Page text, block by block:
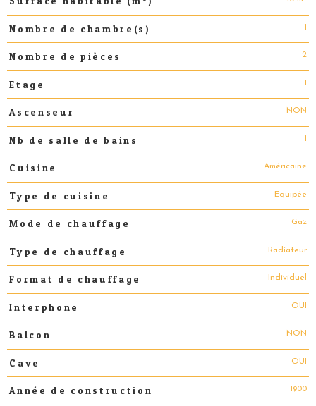
Nombre de chambre(s) 1
Nombre de pièces 2
Etage 1
Ascenseur NON
Nb de salle de bains 1
Cuisine Américaine
Type de cuisine Equipée
Mode de chauffage Gaz
Type de chauffage Radiateur
Format de chauffage Individuel
Interphone OUI
Balcon NON
Cave OUI
Année de construction 1900